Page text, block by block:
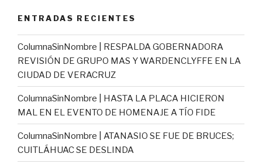
ENTRADAS RECIENTES
ColumnaSinNombre | RESPALDA GOBERNADORA
REVISIÓN DE GRUPO MAS Y WARDENCLYFFE EN LA
CIUDAD DE VERACRUZ
ColumnaSinNombre | HASTA LA PLACA HICIERON
MAL EN EL EVENTO DE HOMENAJE A TÍO FIDE
ColumnaSinNombre | ATANASIO SE FUE DE BRUCES;
CUITLÁHUAC SE DESLINDA